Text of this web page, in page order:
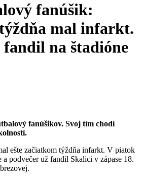
fanúšik:
mal infarkt.
na štadióne
fanúšikov. Svoj tím chodí
ešte začiatkom týždňa infarkt. V piatok
podvečer už fandil Skalici v zápase 18.